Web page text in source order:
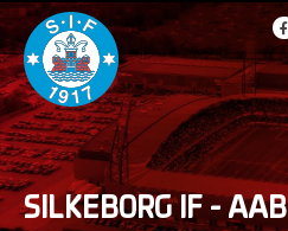
SILKEBORG IF – AAB